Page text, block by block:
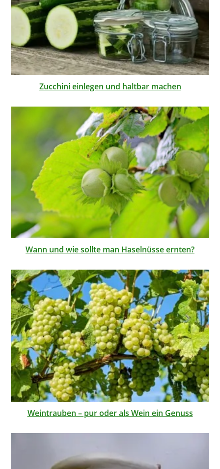
Zucchini einlegen und haltbar machen
Wann und wie sollte man Haselnüsse ernten?
Weintrauben – pur oder als Wein ein Genuss